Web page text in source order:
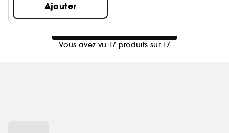
Ajouter
Vous avez vu 17 produits sur 17